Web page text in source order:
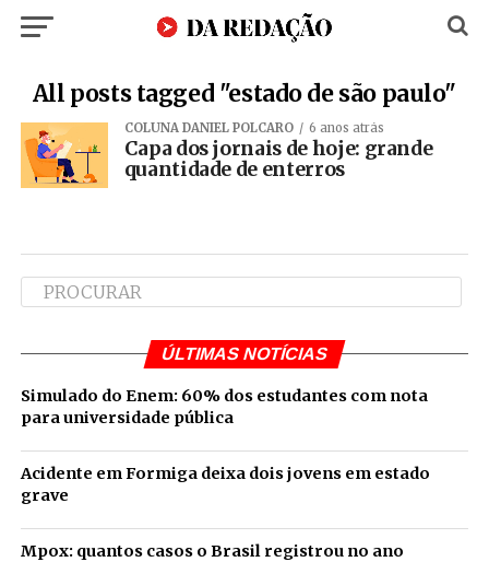
All posts tagged "estado de são paulo"
COLUNA DANIEL POLCARO 6 anos atrás
Capa dos jornais de hoje: grande
quantidade de enterros
ÚLTIMAS NOTÍCIAS
Simulado do Enem: 60% dos estudantes com nota
para universidade pública
Acidente em Formiga deixa dois jovens em estado
grave
Mpox: quantos casos o Brasil registrou no ano